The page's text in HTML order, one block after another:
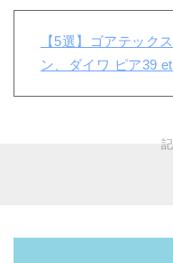
【5選】ゴアテック
ン、ダイワ ピア39